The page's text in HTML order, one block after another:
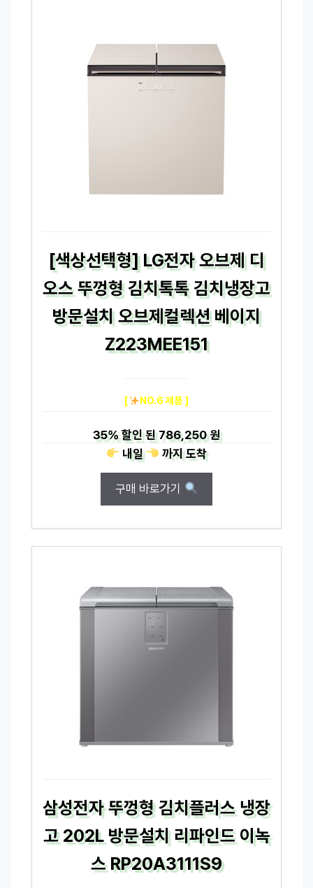
[색상선택형] LG전자 오브제 디
오스 뚜껑형 김치톡톡 김치냉장고
방문설치 오브제컬렉션 베이지
Z223MEE151
[ NO.6 제품 ]
35%할인 된786,250 원
내일
까지도착
구매 바로가기
삼성전자 뚜껑형 김치플러스 냉장
고 202L 방문설치 리파인드 이녹
스 RP20A3111S9